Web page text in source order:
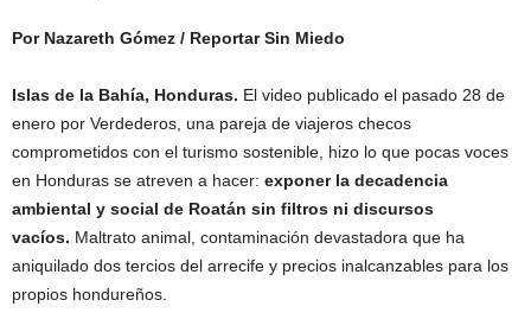
Por Nazareth Gómez / Reportar Sin Miedo
Islas de la Bahía, Honduras. El video publicado el pasado 28 de
enero por Verdederos, una pareja de viajeros checos
comprometidos con el turismo sostenible, hizo lo que pocas voces
en Honduras se atreven a hacer: exponer la decadencia
ambiental y social de Roatán sin filtros ni discursos
vacíos. Maltrato animal, contaminación devastadora que ha
aniquilado dos tercios del arrecife y precios inalcanzables para los
propios hondureños.